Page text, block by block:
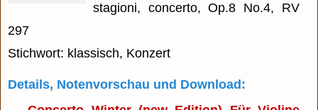
stagioni, concerto, Op.8 No.4, RV
297
Stichwort: klassisch, Konzert
Details, Notenvorschau und Download: